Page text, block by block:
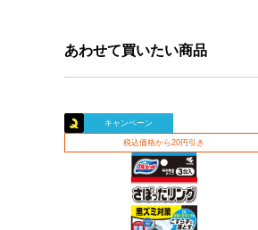
あわせて買いたい商品
キャンペーン
税込価格から20円引き